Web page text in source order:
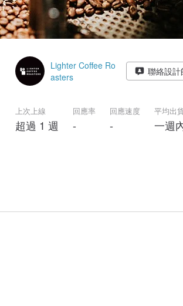
Lighter Coffee Ro
asters
聯絡設計
上次上線
超過 1 週
回應率
-
回應速度
-
平均出
一週